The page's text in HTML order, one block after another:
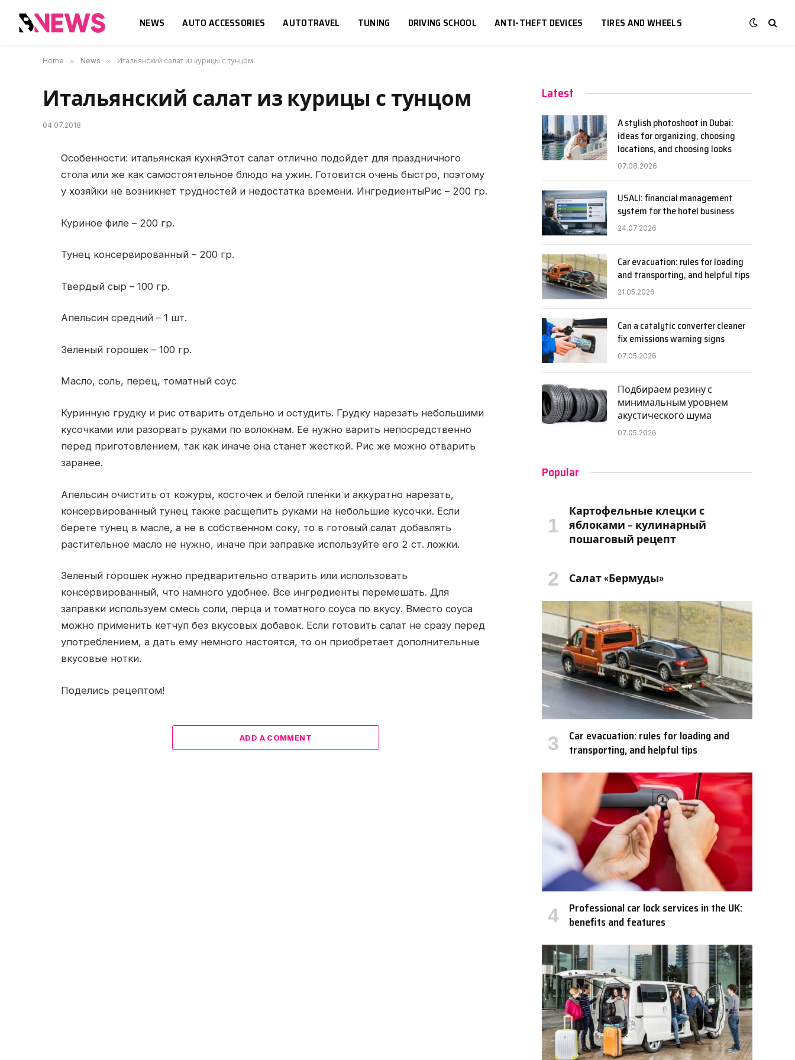
NEWS AUTO ACCESSORIES AUTOTRAVEL TUNING DRIVING SCHOOL ANTI-THEFT DEVICES TIRES AND WHEELS
Home » News » Итальянский салат из курицы с тунцом
Итальянский салат из курицы с тунцом
04.07.2018
Особенности: итальянская кухняЭтот салат отлично подойдет для праздничного
стола или же как самостоятельное блюдо на ужин. Готовится очень быстро, поэтому
у хозяйки не возникнет трудностей и недостатка времени. ИнгредиентыРис – 200 гр.
Куриное филе – 200 гр.
Тунец консервированный – 200 гр.
Твердый сыр – 100 гр.
Апельсин средний – 1 шт.
Зеленый горошек – 100 гр.
Масло, соль, перец, томатный соус
Куринную грудку и рис отварить отдельно и остудить. Грудку нарезать небольшими
кусочками или разорвать руками по волокнам. Ее нужно варить непосредственно
перед приготовлением, так как иначе она станет жесткой. Рис же можно отварить
заранее.
Апельсин очистить от кожуры, косточек и белой пленки и аккуратно нарезать,
консервированный тунец также расщепить руками на небольшие кусочки. Если
берете тунец в масле, а не в собственном соку, то в готовый салат добавлять
растительное масло не нужно, иначе при заправке используйте его 2 ст. ложки.
Зеленый горошек нужно предварительно отварить или использовать
консервированный, что намного удобнее. Все ингредиенты перемешать. Для
заправки используем смесь соли, перца и томатного соуса по вкусу. Вместо соуса
можно применить кетчуп без вкусовых добавок. Если готовить салат не сразу перед
употреблением, а дать ему немного настоятся, то он приобретает дополнительные
вкусовые нотки.
Поделись рецептом!
ADD A COMMENT
Latest
A stylish photoshoot in Dubai:
ideas for organizing, choosing
locations, and choosing looks
07.08.2026
USALI: financial management
system for the hotel business
24.07.2026
Car evacuation: rules for loading
and transporting, and helpful tips
21.05.2026
Can a catalytic converter cleaner
fix emissions warning signs
07.05.2026
Подбираем резину с
минимальным уровнем
акустического шума
07.05.2026
Popular
Картофельные клецки с
яблоками – кулинарный
пошаговый рецепт
Салат «Бермуды»
Car evacuation: rules for loading and
transporting, and helpful tips
Professional car lock services in the UK:
benefits and features